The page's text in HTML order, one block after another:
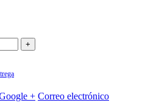
+
+ Correo electrónico